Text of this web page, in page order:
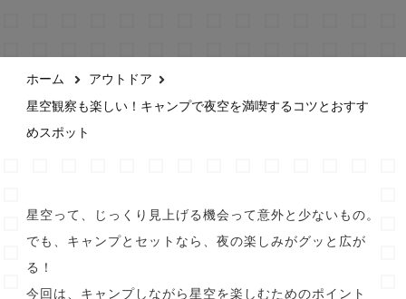
ホーム
アウトドア
星空観察も楽しい！キャンプで夜空を満喫するコツとおすす
めスポット
星空って、じっくり見上げる機会って意外と少ないもの。
でも、キャンプとセットなら、夜の楽しみがグッと広が
る！
今回は、キャンプしながら星空を楽しむためのポイント